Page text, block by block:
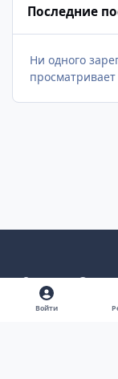
Последние
Ни одного
Светлый режим
Темный режим
Как в
Войти